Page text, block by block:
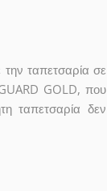
ταπετσαρία σε
GOLD, που
ταπετσαρία δεν